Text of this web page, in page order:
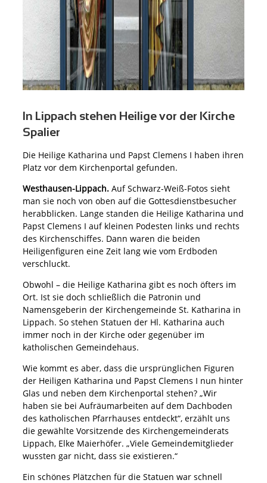
In Lippach stehen Heilige vor der Kirche
Spalier
Die Heilige Katharina und Papst Clemens I haben ihren
Platz vor dem Kirchenportal gefunden.
Westhausen-Lippach. Auf Schwarz-Weiß-Fotos sieht
man sie noch von oben auf die Gottesdienstbesucher
herabblicken. Lange standen die Heilige Katharina und
Papst Clemens I auf kleinen Podesten links und rechts
des Kirchenschiffes. Dann waren die beiden
Heiligenfiguren eine Zeit lang wie vom Erdboden
verschluckt.
Obwohl – die Heilige Katharina gibt es noch öfters im
Ort. Ist sie doch schließlich die Patronin und
Namensgeberin der Kirchengemeinde St. Katharina in
Lippach. So stehen Statuen der Hl. Katharina auch
immer noch in der Kirche oder gegenüber im
katholischen Gemeindehaus.
Wie kommt es aber, dass die ursprünglichen Figuren
der Heiligen Katharina und Papst Clemens I nun hinter
Glas und neben dem Kirchenportal stehen? „Wir
haben sie bei Aufräumarbeiten auf dem Dachboden
des katholischen Pfarrhauses entdeckt“, erzählt uns
die gewählte Vorsitzende des Kirchengemeinderats
Lippach, Elke Maierhöfer. „Viele Gemeindemitglieder
wussten gar nicht, dass sie existieren.“
Ein schönes Plätzchen für die Statuen war schnell